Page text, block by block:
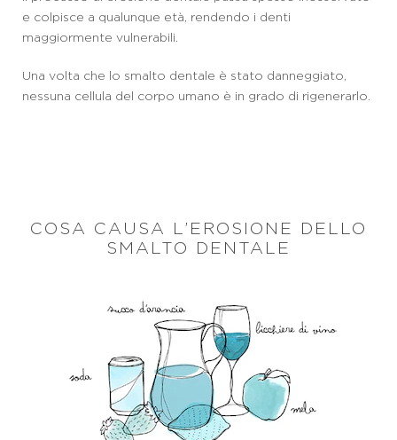
e colpisce a qualunque età, rendendo i denti
maggiormente vulnerabili.
Una volta che lo smalto dentale è stato danneggiato,
nessuna cellula del corpo umano è in grado di rigenerarlo.
COSA CAUSA L’EROSIONE DELLO
SMALTO DENTALE